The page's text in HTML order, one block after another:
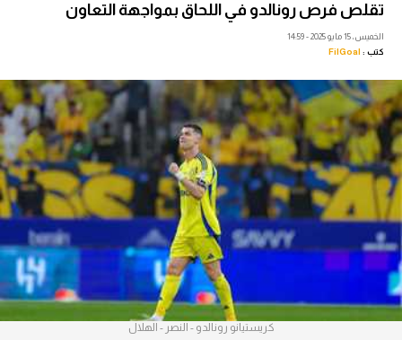
ميركاتو
مسابقة التوقعات
فيديوهات
عدسات
آراء حرة
ركن الألعاب
بطولات
تقلص فرص رونالدو في اللحاق بمواجهة التعاون
الخميس، 15 مايو 2025 - 14:59
كتب : FilGoal
كريستيانو رونالدو - النصر - الهلال